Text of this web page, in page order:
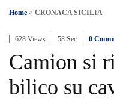
Home > CRONACA SICILIA
628 Views 58 Sec 0
Camion si
bilico su